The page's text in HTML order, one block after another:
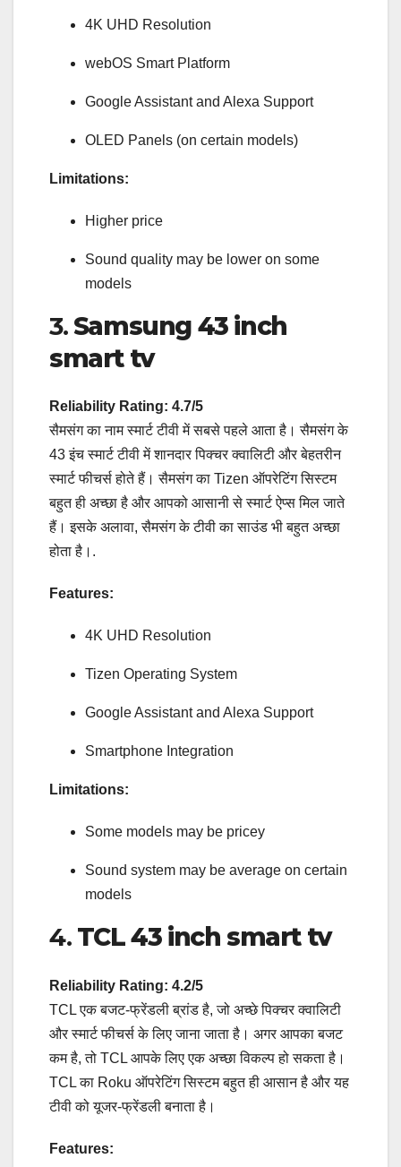
4K UHD Resolution
webOS Smart Platform
Google Assistant and Alexa Support
OLED Panels (on certain models)
Limitations:
Higher price
Sound quality may be lower on some
models
3.Samsung 43 inch
smart tv
Reliability Rating: 4.7/5
सैमसंग का नाम स्मार्ट टीवी में सबसे पहले आता है। सैमसंग के
43 इंच स्मार्ट टीवी में शानदार पिक्चर क्वालिटी और बेहतरीन
स्मार्ट फीचर्स होते हैं। सैमसंग का Tizen ऑपरेटिंग सिस्टम
बहुत ही अच्छा है और आपको आसानी से स्मार्ट ऐप्स मिल जाते
हैं। इसके अलावा, सैमसंग के टीवी का साउंड भी बहुत अच्छा
होता है।.
Features:
4K UHD Resolution
Tizen Operating System
Google Assistant and Alexa Support
Smartphone Integration
Limitations:
Some models may be pricey
Sound system may be average on certain
models
4. TCL 43 inch smart tv
Reliability Rating: 4.2/5
TCL एक बजट-फ्रेंडली ब्रांड है, जो अच्छे पिक्चर क्वालिटी
और स्मार्ट फीचर्स के लिए जाना जाता है। अगर आपका बजट
कम है, तो TCL आपके लिए एक अच्छा विकल्प हो सकता है।
TCL का Roku ऑपरेटिंग सिस्टम बहुत ही आसान है और यह
टीवी को यूजर-फ्रेंडली बनाता है।
Features: